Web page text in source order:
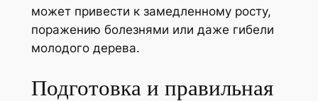
может привести к замедленному росту,
поражению болезнями или даже гибели
молодого дерева.
Подготовка и правильная